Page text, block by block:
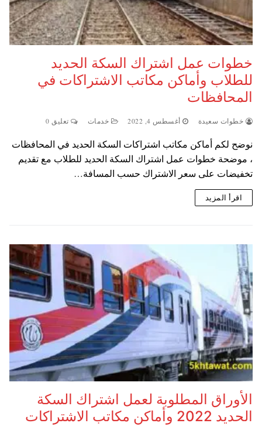
خطوات عمل اشتراك السكة الحديد
للطلاب وأماكن مكاتب الاشتراكات في
المحافظات
خطوات سعيدة أغسطس 4, 2022 خدمات تعليق 0
نوضح لكم أماكن مكاتب اشتراكات السكة الحديد في المحافظات
، موضحة خطوات عمل اشتراك السكة الحديد للطلاب مع تقديم
تخفيضات على سعر الاشتراك حسب المسافة…
اقرأ المزيد
الأوراق المطلوبة لعمل اشتراك السكة
الحديد 2022 وأماكن مكاتب الاشتراكات